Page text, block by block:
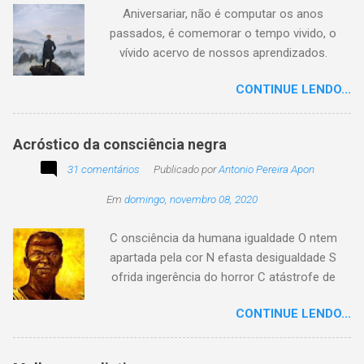
compartilhando o crédito correto.
Aniversariar, não é computar os anos
passados, é comemorar o tempo vivido, o
vívido acervo de nossos aprendizados.
existir. Há quem simplesmente assista o tempo
e a vida passarem. Mas, há também quem
apenas passe alheio a tudo, tem quem aprenda
com o passar... Eu tenho aprendido:
CONTINUE LENDO...
Acróstico da consciência negra
31 comentários Publicado porAntonio Pereira Apon
Em domingo, novembro 08, 2020
C onsciência da humana igualdade O ntem
apartada pela cor N efasta desigualdade S
ofrida ingerência do horror C atástrofe de
tempo o preito N egritude sempre linda C ultura
multicolor I rmanados na cidadania A gentes
CONTINUE LENDO...